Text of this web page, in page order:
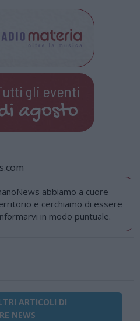
gli eventi
agosto
abbiamo a cuore
e cerchiamo di essere
in modo puntuale.
ARTICOLI DI
NEWS